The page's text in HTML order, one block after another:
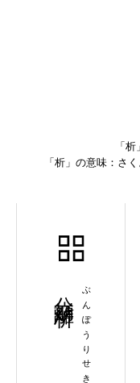
「
「析」の意味：さ
ぶんぽうりせき